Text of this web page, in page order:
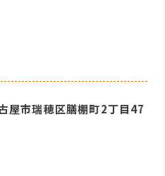
屋市瑞穂区膳棚町2丁目47